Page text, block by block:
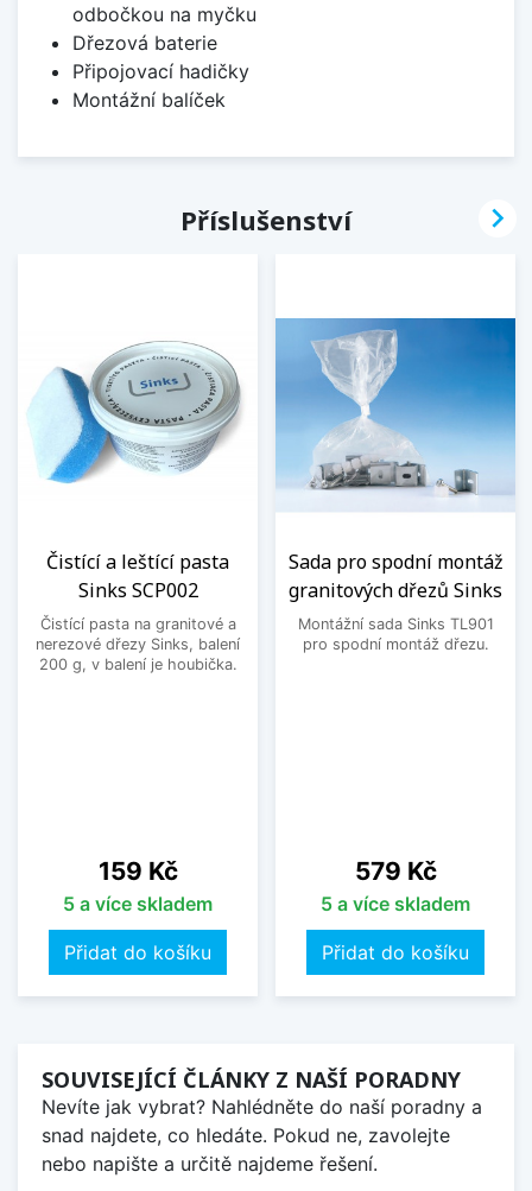
odbočkou na myčku
Dřezová baterie
Připojovací hadičky
Montážní balíček
Příslušenství
Čistící a leštící pasta
Sinks SCP002
Čistící pasta na granitové a
nerezové dřezy Sinks, balení
200 g, v balení je houbička.
Cena
159 Kč
5 a více skladem
Přidat do košíku
Sada pro spodní montáž
granitových dřezů Sinks
Montážní sada Sinks TL901
pro spodní montáž dřezu.
Cena
579 Kč
5 a více skladem
Přidat do košíku

SOUVISEJÍCÍ ČLÁNKY Z NAŠÍ PORADNY
Nevíte jak vybrat? Nahlédněte do naší poradny a
snad najdete, co hledáte. Pokud ne, zavolejte
nebo napište a určitě najdeme řešení.